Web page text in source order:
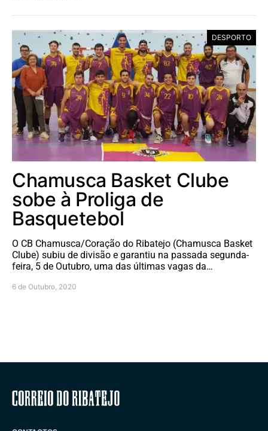
DESPORTO
Chamusca Basket Clube
sobe à Proliga de
Basquetebol
O CB Chamusca/Coração do Ribatejo (Chamusca Basket
Clube) subiu de divisão e garantiu na passada segunda-
feira, 5 de Outubro, uma das últimas vagas da…
6 de Outubro, 2020
Correio do Ribatejo